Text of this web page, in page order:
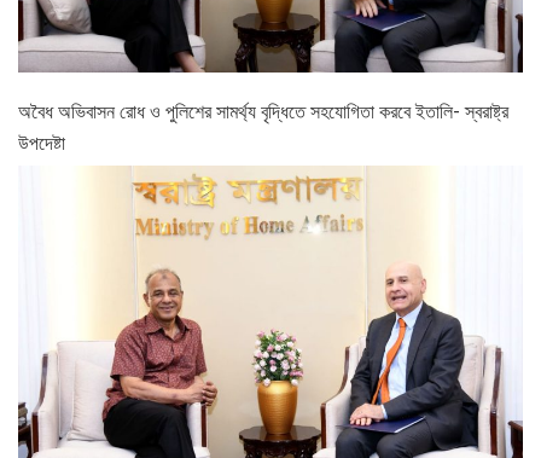
অবৈধ অভিবাসন রোধ ও পুলিশের সামর্থ্য বৃদ্ধিতে সহযোগিতা করবে ইতালি- স্বরাষ্ট্র
উপদেষ্টা